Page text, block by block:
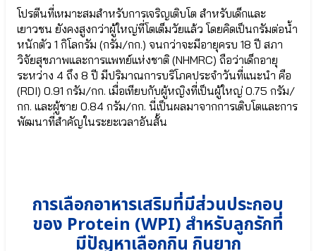
● สาร
อาหาร
สำคัญในนม
แม่ HMOs
(Prebiotic)
● เอลเดอร์
เบอร์รี
Elderberry
● เบต้ากลู
แคน
ดี Bacillus
Coagulans
● ปกป้องลำไส้
Bifidobacterium
จุลินทรีย์
มาก
ประโยชน์
Lactobacillus
Plantarum
●
โพรไบ
โอ
ติก
มิ
โน
จาก
ธรรมชาติ
โปรตีนที่เหมาะสมสำหรับการเจริญเติบโต สำหรับเด็กและ
เยาวชน ยังคงสูงกว่าผู้ใหญ่ที่โตเต็มวัยแล้ว โดยคิดเป็นกรัมต่อน้ำ
หนักตัว 1 กิโลกรัม (กรัม/กก.) จนกว่าจะมีอายุครบ 18 ปี สภา
วิจัยสุขภาพและการแพทย์แห่งชาติ (NHMRC) ถือว่าเด็กอายุ
ระหว่าง 4 ถึง 8 ปี มีปริมาณการบริโภคประจำวันที่แนะนำ คือ
(RDI) 0.91 กรัม/กก. เมื่อเทียบกับผู้หญิงที่เป็นผู้ใหญ่ 0.75 กรัม/
กก. และผู้ชาย 0.84 กรัม/กก. นี่เป็นผลมาจากการเติบโตและการ
พัฒนาที่สำคัญในระยะเวลาอันสั้น
การเลือกอาหารเสริมที่มีส่วนประกอบ
ของ Protein (WPI) สำหรับลูกรักที่
มีปัญหาเลือกกิน กินยาก